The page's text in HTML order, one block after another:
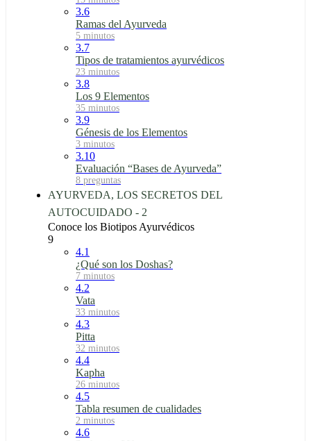
3.6
Ramas del Ayurveda
5 minutos
3.7
Tipos de tratamientos ayurvédicos
23 minutos
3.8
Los 9 Elementos
35 minutos
3.9
Génesis de los Elementos
3 minutos
3.10
Evaluación “Bases de Ayurveda”
8 preguntas
AYURVEDA, LOS SECRETOS DEL
AUTOCUIDADO - 2
Conoce los Biotipos Ayurvédicos
9
4.1
¿Qué son los Doshas?
7 minutos
4.2
Vata
33 minutos
4.3
Pitta
32 minutos
4.4
Kapha
26 minutos
4.5
Tabla resumen de cualidades
2 minutos
4.6